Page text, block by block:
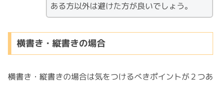
ある方以外は避けた方が良いでしょう。
横書き・縦書きの場合
横書き・縦書きの場合は気をつけるべきポイントが２つあ